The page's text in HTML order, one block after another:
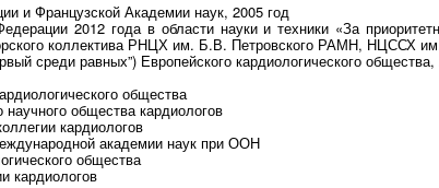
и Французской Академии наук, 2005 год
2012 года в области науки и техники «За
коллектива РНЦХ им. Б.В. Петровского РАМН,
среди равных”) Европейского кардиологического
общества
общества кардиологов
кардиологов
академии наук при ООН
общества
кардиологов